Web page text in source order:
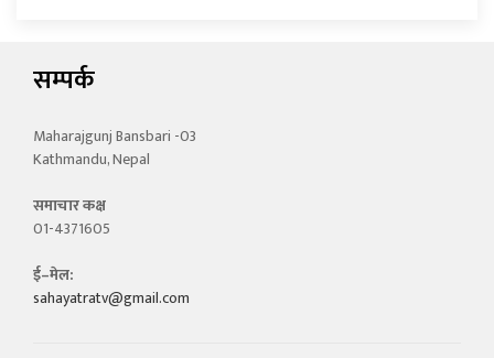
सम्पर्क
Maharajgunj Bansbari -03
Kathmandu, Nepal
समाचार कक्ष
01-4371605
ई–मेल:
sahayatratv@gmail.com